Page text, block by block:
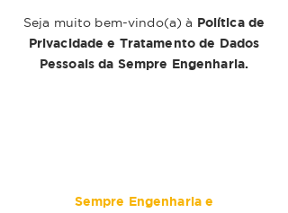
Seja muito bem-vindo(a) à Política de
Privacidade e Tratamento de Dados
Pessoais da Sempre Engenharia.
Sempre Engenharia e